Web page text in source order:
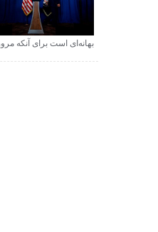
بهانه‌ای است برای آنکه